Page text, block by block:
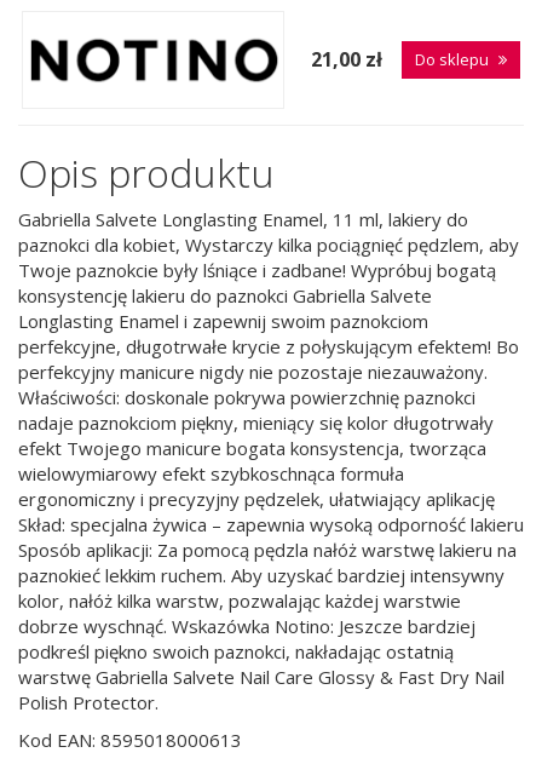
21,00 zł Do sklepu
Opis produktu
Gabriella Salvete Longlasting Enamel, 11 ml, lakiery do
paznokci dla kobiet, Wystarczy kilka pociągnięć pędzlem, aby
Twoje paznokcie były lśniące i zadbane! Wypróbuj bogatą
konsystencję lakieru do paznokci Gabriella Salvete
Longlasting Enamel i zapewnij swoim paznokciom
perfekcyjne, długotrwałe krycie z połyskującym efektem! Bo
perfekcyjny manicure nigdy nie pozostaje niezauważony.
Właściwości: doskonale pokrywa powierzchnię paznokci
nadaje paznokciom piękny, mieniący się kolor długotrwały
efekt Twojego manicure bogata konsystencja, tworząca
wielowymiarowy efekt szybkoschnąca formuła
ergonomiczny i precyzyjny pędzelek, ułatwiający aplikację
Skład: specjalna żywica – zapewnia wysoką odporność lakieru
Sposób aplikacji: Za pomocą pędzla nałóż warstwę lakieru na
paznokieć lekkim ruchem. Aby uzyskać bardziej intensywny
kolor, nałóż kilka warstw, pozwalając każdej warstwie
dobrze wyschnąć. Wskazówka Notino: Jeszcze bardziej
podkreśl piękno swoich paznokci, nakładając ostatnią
warstwę Gabriella Salvete Nail Care Glossy & Fast Dry Nail
Polish Protector.
Kod EAN: 8595018000613